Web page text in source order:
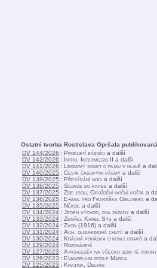
Ostatní tvorba Rostislava Opršala
DV 144/2026 : Prokletí básníci a další
DV 142/2026 : Intro, Intermezzo II a další
DV 141/2026 : Lednový sonet o filmu v hlavě a
DV 140/2025 : Cesta časovými pásmy a další
DV 139/2025 : Přesýpání noci a další
DV 138/2025 : Slunce do kapes a další
DV 137/2025 : Zde jsou, Opoždění noční pošta a
DV 136/2025 : E-mail pro Františka Gellnera a
DV 135/2025 : Někde a další
DV 134/2024 : Jeden východ, dva západy a další
DV 133/2024 : Zemřel Karel Sýs a další
DV 132/2024 : Zvon (1916) a další
DV 131/2024 : Ach, dlouhonohá chuti! a další
DV 130/2024 : Krásná pohádka o konci draků a
DV 129/2024 : Rozcházení
DV 127/2023 : A pohleděv na všecku zemi té
DV 126/2023 : Evangelium podle Marca
DV 125/2023 : Krajina, Delfíni